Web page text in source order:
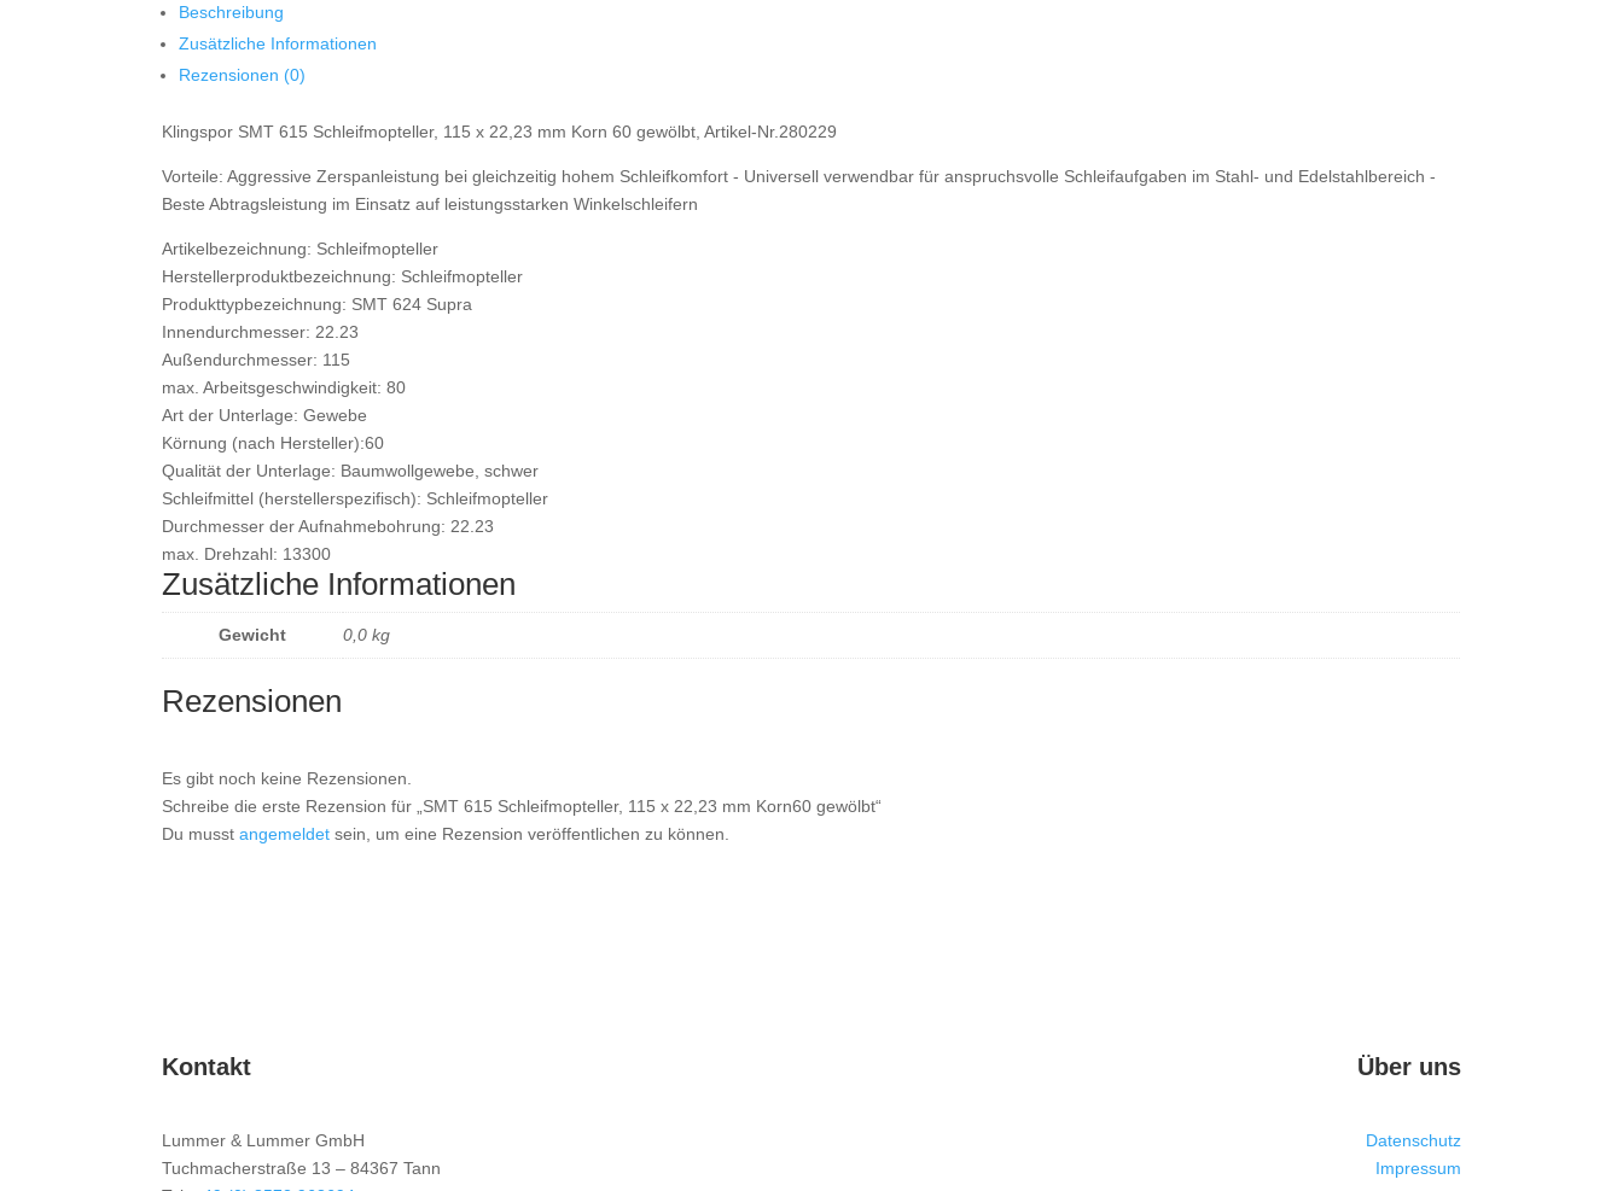
Beschreibung
Zusätzliche Informationen
Rezensionen (0)
Klingspor SMT 615 Schleifmopteller, 115 x 22,23 mm Korn 60 gewölbt, Artikel-Nr.280229
Vorteile: Aggressive Zerspanleistung bei gleichzeitig hohem Schleifkomfort - Universell verwendbar für anspruchsvolle Schleifaufgaben im Stahl- und Edelstahlbereich -
Beste Abtragsleistung im Einsatz auf leistungsstarken Winkelschleifern
Artikelbezeichnung: Schleifmopteller
Herstellerproduktbezeichnung: Schleifmopteller
Produkttypbezeichnung: SMT 624 Supra
Innendurchmesser: 22.23
Außendurchmesser: 115
max. Arbeitsgeschwindigkeit: 80
Art der Unterlage: Gewebe
Körnung (nach Hersteller):60
Qualität der Unterlage: Baumwollgewebe, schwer
Schleifmittel (herstellerspezifisch): Schleifmopteller
Durchmesser der Aufnahmebohrung: 22.23
max. Drehzahl: 13300
Zusätzliche Informationen
Gewicht 0,0 kg
Rezensionen
Es gibt noch keine Rezensionen.
Schreibe die erste Rezension für „SMT 615 Schleifmopteller, 115 x 22,23 mm Korn60 gewölbt“
Du musstangemeldet sein, um eine Rezension veröffentlichen zu können.
Kontakt
Lummer & Lummer GmbH
Tuchmacherstraße 13 – 84367 Tann
Über uns
Datenschutz
Impressum